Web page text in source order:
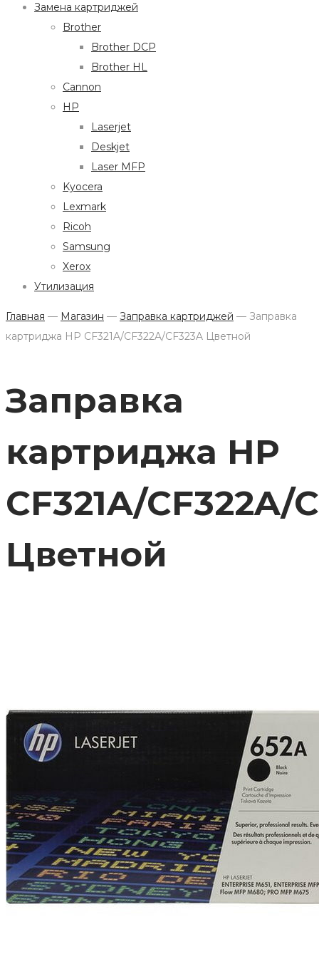
Замена картриджей
Brother
Brother DCP
Brother HL
Cannon
HP
Laserjet
Deskjet
Laser MFP
Kyocera
Lexmark
Ricoh
Samsung
Xerox
Утилизация
Главная — Магазин — Заправка картриджей — Заправка
картриджа HP CF321A/CF322A/CF323A Цветной
Заправка
картриджа HP
CF321A/CF322A/
Цветной